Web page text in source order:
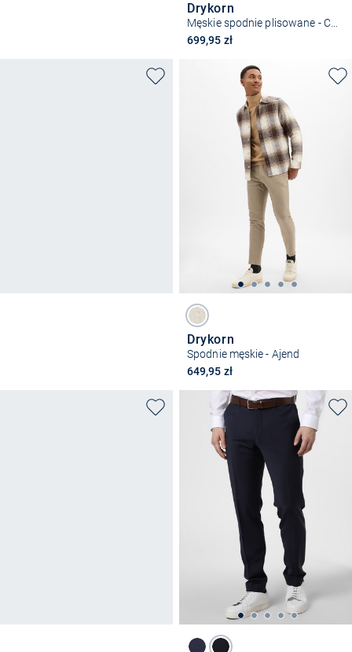
Drykorn
Męskie spodnie plisowane - Chasy
699,95 zł
Drykorn
Spodnie męskie - Ajend
649,95 zł